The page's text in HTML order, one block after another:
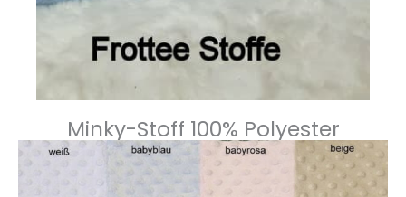
Minky-Stoff 100% Polyester